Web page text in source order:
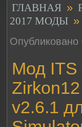
ГЛАВНАЯ »
2017 МОДЫ »
Опубликовано
Мод ITS
v2.6.1